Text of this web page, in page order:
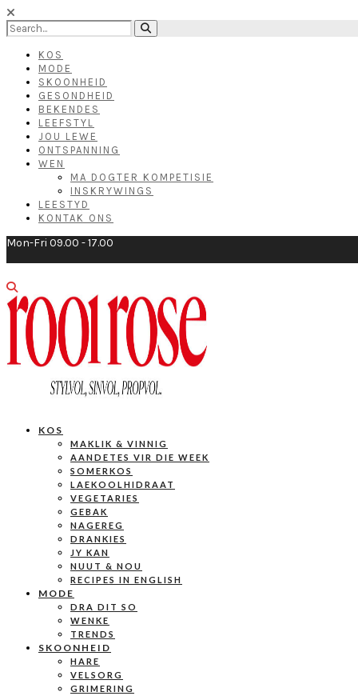
KOS
MODE
SKOONHEID
GESONDHEID
BEKENDES
LEEFSTYL
JOU LEWE
ONTSPANNING
WEN
MA DOGTER KOMPETISIE
INSKRYWINGS
LEESTYD
KONTAK ONS
Mon-Fri 09.00 - 17.00
KOS
MAKLIK & VINNIG
AANDETES VIR DIE WEEK
SOMERKOS
LAEKOOLHIDRAAT
VEGETARIES
GEBAK
NAGEREG
DRANKIES
JY KAN
NUUT & NOU
RECIPES IN ENGLISH
MODE
DRA DIT SO
WENKE
TRENDS
SKOONHEID
HARE
VELSORG
GRIMERING